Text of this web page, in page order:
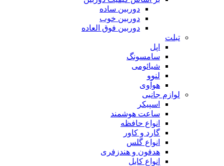
دوربین ساده
دوربین خوب
دوربین فوق العاده
تبلت
اپل
سامسونگ
شیائومی
لنوو
هوآوی
لوازم جانبی
اسپیکر
ساعت هوشمند
انواع حافظه
گارد و کاور
انواع گلس
هدفون و هندزفری
انواع کابل